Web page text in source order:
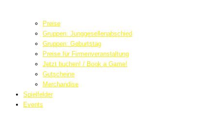
Preise
Gruppen: Junggesellenabschied
Gruppen: Geburtstag
Preise für Firmenveranstaltung
Jetzt buchen! / Book a Game!
Gutscheine
Merchandise
Spielfelder
Events